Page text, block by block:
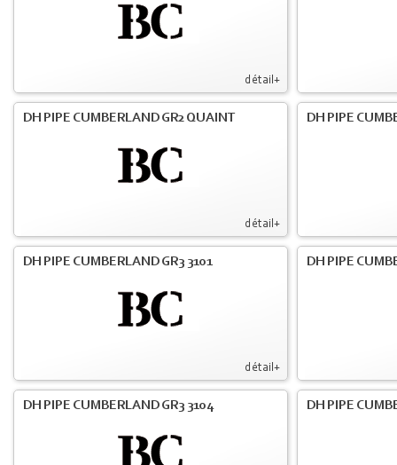
détail+
détail+
DH PIPE CUMBERLAND GR2 QUAINT DH PIPE
détail+
DH PIPE CUMBERLAND GR3 3101 DH PIPE
DH PIPE CUMBERLAND GR3 3104 DH PIPE